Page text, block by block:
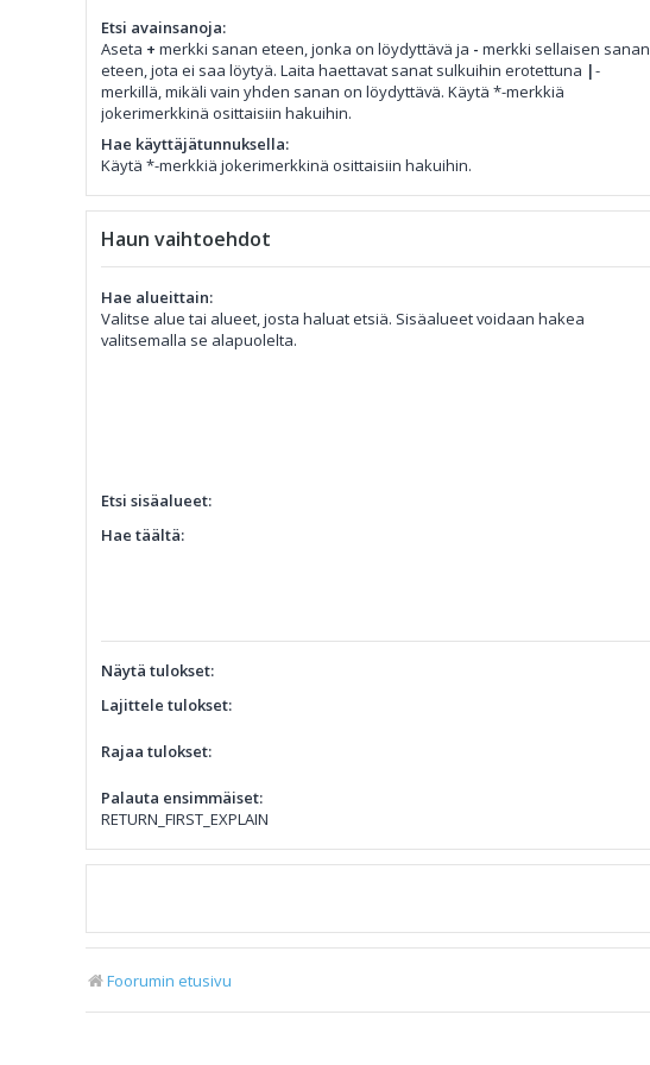
Etsi avainsanoja:
Aseta + merkki sanan eteen, jonka on löydyttävä ja - merkki sellaisen sanan
eteen, jota ei saa löytyä. Laita haettavat sanat sulkuihin erotettuna |-
merkillä, mikäli vain yhden sanan on löydyttävä. Käytä *-merkkiä
jokerimerkkinä osittaisiin hakuihin.
Hae käyttäjätunnuksella:
Käytä *-merkkiä jokerimerkkinä osittaisiin hakuihin.
Haun vaihtoehdot
Hae alueittain:
Valitse alue tai alueet, josta haluat etsiä. Sisäalueet voidaan hakea
valitsemalla se alapuolelta.
Etsi sisäalueet:
Hae täältä:
Näytä tulokset:
Lajittele tulokset:
Rajaa tulokset:
Palauta ensimmäiset:
RETURN_FIRST_EXPLAIN
Foorumin etusivu